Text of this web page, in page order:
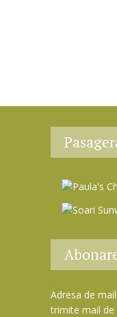
Adresa de
trimite mail de